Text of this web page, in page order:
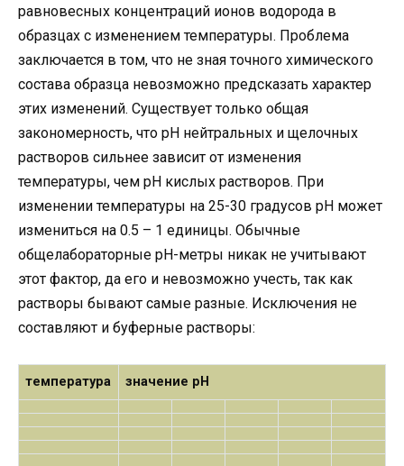
равновесных концентраций ионов водорода в
образцах с изменением температуры. Проблема
заключается в том, что не зная точного химического
состава образца невозможно предсказать характер
этих изменений. Существует только общая
закономерность, что рН нейтральных и щелочных
растворов сильнее зависит от изменения
температуры, чем рН кислых растворов. При
изменении температуры на 25-30 градусов рН может
измениться на 0.5 – 1 единицы. Обычные
общелабораторные рН-метры никак не учитывают
этот фактор, да его и невозможно учесть, так как
растворы бывают самые разные. Исключения не
составляют и буферные растворы:
температура значение pH